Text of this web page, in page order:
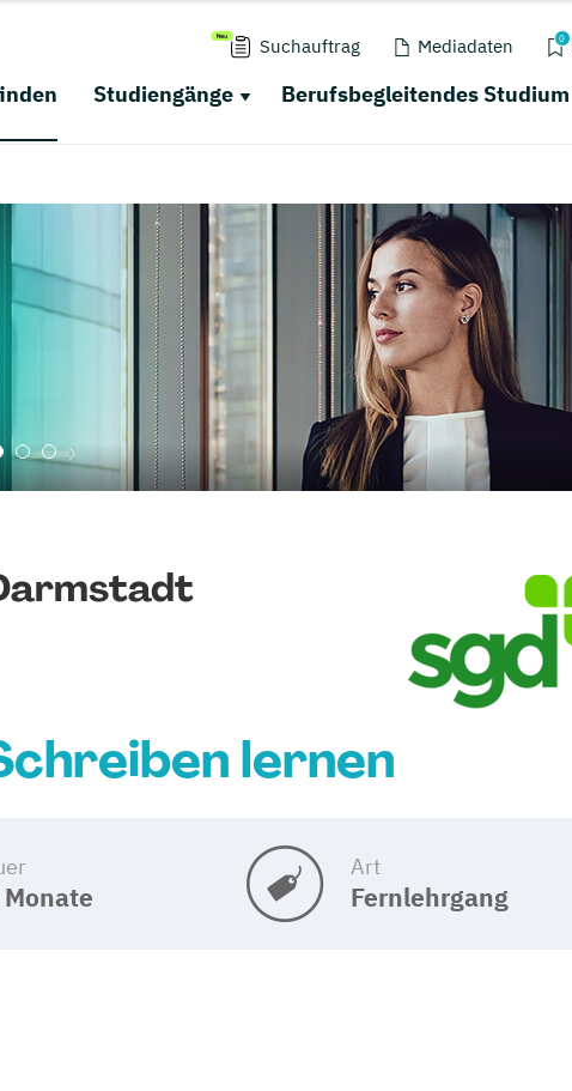
Suchauftrag Mediadaten 0
Studiengänge Berufsbegleitendes Studium
lernen
Art
Fernlehrgang